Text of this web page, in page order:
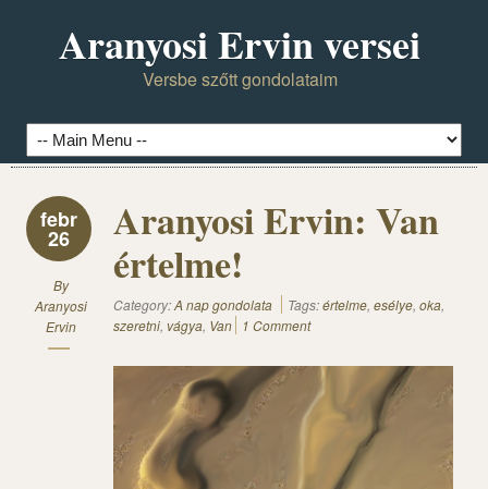
Aranyosi Ervin versei
Versbe szőtt gondolataim
febr
26
By
Aranyosi
Ervin
Aranyosi Ervin: Van
értelme!
Category:A nap gondolata Tags:értelme, esélye, oka,
szeretni, vágya, Van 1 Comment